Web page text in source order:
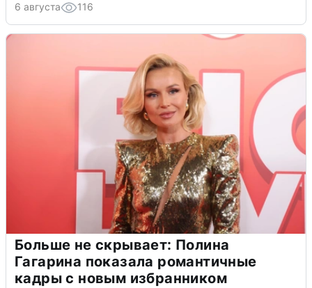
6 августа 116
Больше не скрывает: Полина
Гагарина показала романтичные
кадры с новым избранником